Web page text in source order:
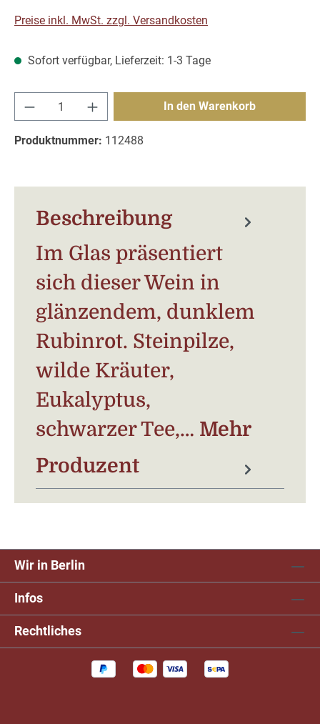
Preise inkl. MwSt. zzgl. Versandkosten
Sofort verfügbar, Lieferzeit: 1-3 Tage
Produkt Anzahl: Gib den gewünschten
In den Warenkorb
Produktnummer: 112488
Beschreibung
Im Glas präsentiert
sich dieser Wein in
glänzendem, dunklem
Rubinrot. Steinpilze,
wilde Kräuter,
Eukalyptus,
schwarzer Tee,… Mehr
Produzent
Wir in Berlin
Infos
Rechtliches